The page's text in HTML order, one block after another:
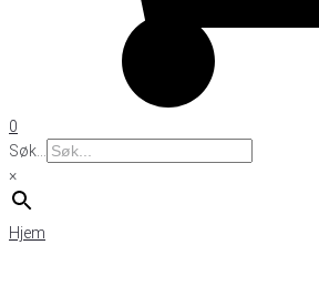
0
Søk...
×
Hjem